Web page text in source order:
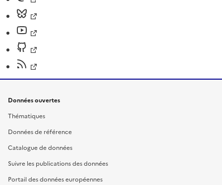
Données ouvertes
Thématiques
Données de référence
Catalogue de données
Suivre les publications des données
Portail des données européennes